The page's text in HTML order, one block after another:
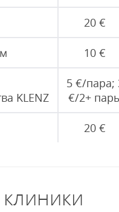
20 €
10 €
KLENZ
5 €/пара;
€/2+
20 €